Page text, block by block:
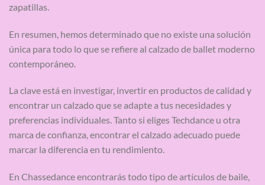
zapatillas.
En resumen, hemos determinado que no existe una solución
única para todo lo que se refiere al calzado de ballet moderno
contemporáneo.
La clave está en investigar, invertir en productos de calidad y
encontrar un calzado que se adapte a tus necesidades y
preferencias individuales. Tanto si eliges Techdance u otra
marca de confianza, encontrar el calzado adecuado puede
marcar la diferencia en tu rendimiento.
En Chassedance encontrarás todo tipo de artículos de baile,